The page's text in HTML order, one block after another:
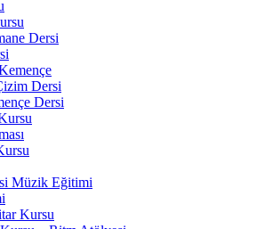
Dersi
Dersi
Dersi
Müzik Eğitimi
Kursu